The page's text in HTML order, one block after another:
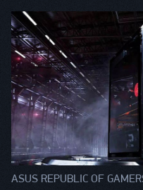
ASUS REPUBLIC OF